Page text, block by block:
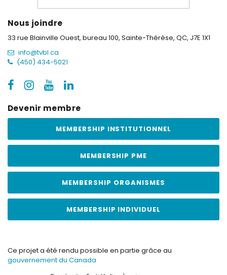
Nous joindre
33 rue Blainville Ouest, bureau 100, Sainte-Thérèse, QC, J7E 1X1
info@tvbl.ca
(450) 434-5021
Devenir membre
MEMBERSHIP INSTITUTIONNEL
MEMBERSHIP PME
MEMBERSHIP ORGANISMES
MEMBERSHIP INDIVIDUEL
Ce projet a été rendu possible en partie grâce au
gouvernement du Canada